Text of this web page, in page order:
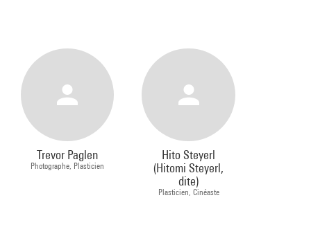
Trevor Paglen
Photographe, Plasticien
Hito Steyerl
(Hitomi Steyerl,
dite)
Plasticien, Cinéaste